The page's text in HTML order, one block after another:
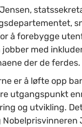
å forebygge
med
der de ferdes.
er å løfte opp
utgangspunkt
og utvikling.
Nobelprisvinneren